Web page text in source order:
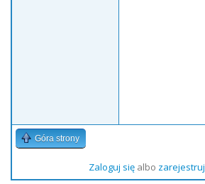
Góra strony
Zaloguj sięalbo zarejestruj